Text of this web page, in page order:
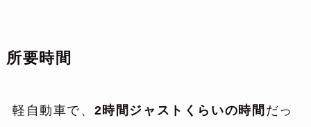
所要時間
軽自動車で、 2時間ジャストくらいの時間 だっ